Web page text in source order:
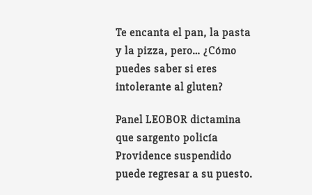
Te encanta el pan, la pasta
y la pizza, pero… ¿Cómo
puedes saber si eres
intolerante al gluten?
Panel LEOBOR dictamina
que sargento policía
Providence suspendido
puede regresar a su puesto.